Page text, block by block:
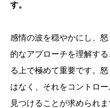
す。
感情の波を穏やかにし、
的なアプローチを理解す
る上で極めて重要です。
はなく、それをコントロ
見つけることが求められま